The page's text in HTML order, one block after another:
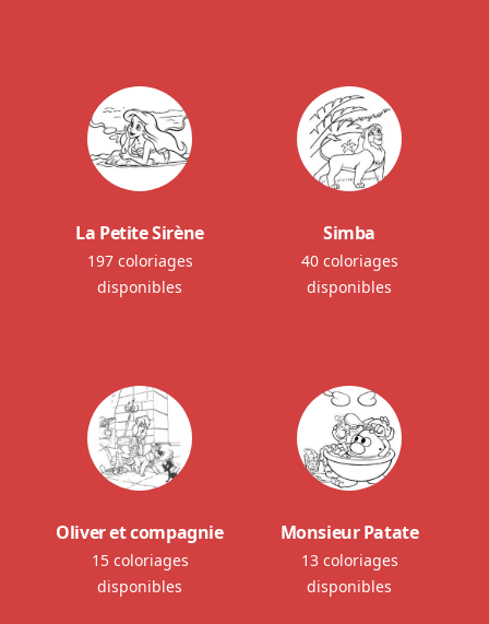
La Petite Sirène
197 coloriages
disponibles
Simba
40 coloriages
disponibles
Oliver et compagnie
15 coloriages
disponibles
Monsieur Patate
13 coloriages
disponibles